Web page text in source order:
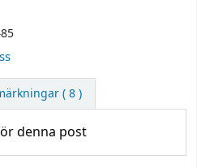
( 8 )
denna post